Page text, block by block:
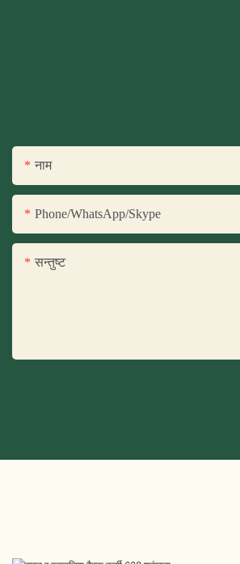
नाम
Phone/WhatsApp/Skype
सन्तुष्ट